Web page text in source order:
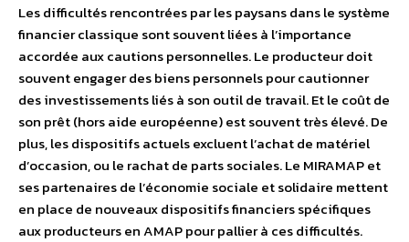
Les difficultés rencontrées par les paysans dans le système
financier classique sont souvent liées à l’importance
accordée aux cautions personnelles. Le producteur doit
souvent engager des biens personnels pour cautionner
des investissements liés à son outil de travail. Et le coût de
son prêt (hors aide européenne) est souvent très élevé. De
plus, les dispositifs actuels excluent l’achat de matériel
d’occasion, ou le rachat de parts sociales. Le MIRAMAP et
ses partenaires de l’économie sociale et solidaire mettent
en place de nouveaux dispositifs financiers spécifiques
aux producteurs en AMAP pour pallier à ces difficultés.